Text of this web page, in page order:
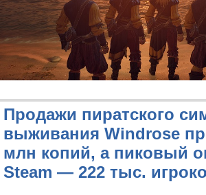
Продажи пиратского
выживания Windrose
млн копий, а пиковый
Steam — 222 тыс.